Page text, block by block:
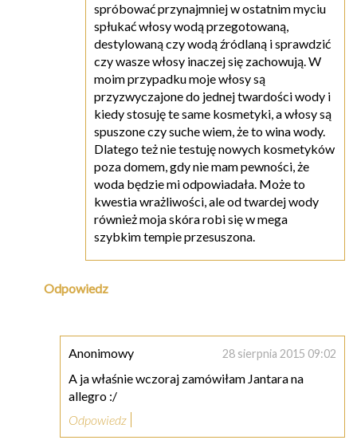
spróbować przynajmniej w ostatnim myciu
spłukać włosy wodą przegotowaną,
destylowaną czy wodą źródlaną i sprawdzić
czy wasze włosy inaczej się zachowują. W
moim przypadku moje włosy są
przyzwyczajone do jednej twardości wody i
kiedy stosuję te same kosmetyki, a włosy są
spuszone czy suche wiem, że to wina wody.
Dlatego też nie testuję nowych kosmetyków
poza domem, gdy nie mam pewności, że
woda będzie mi odpowiadała. Może to
kwestia wrażliwości, ale od twardej wody
również moja skóra robi się w mega
szybkim tempie przesuszona.
Odpowiedz
Anonimowy 28 sierpnia 2015 09:02
A ja właśnie wczoraj zamówiłam Jantara na
allegro :/
Odpowiedz